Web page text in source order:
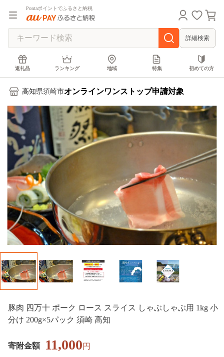
Pontaポイントでふるさと納税
詳細検索
返礼品 ランキング 地域 特集 初めての方
高知県須崎市オンラインワンストップ申請対象
豚肉 四万十 ポーク ロース スライス しゃぶしゃぶ用 1kg 小
分け 200g×5パック 須崎 高知
寄附金額 11,000円